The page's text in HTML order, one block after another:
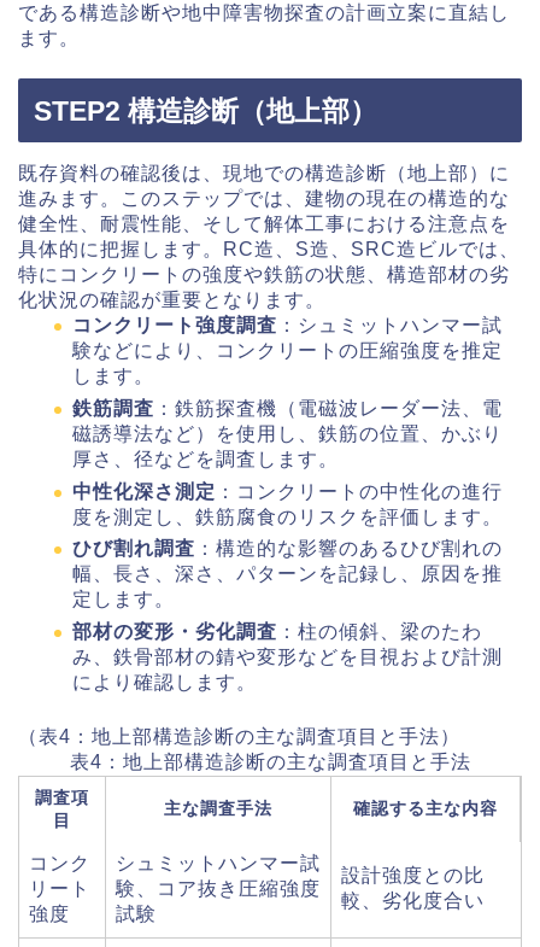
である構造診断や地中障害物探査の計画立案に直結し
ます。
STEP2 構造診断（地上部）
既存資料の確認後は、現地での構造診断（地上部）に
進みます。このステップでは、建物の現在の構造的な
健全性、耐震性能、そして解体工事における注意点を
具体的に把握します。RC造、S造、SRC造ビルでは、
特にコンクリートの強度や鉄筋の状態、構造部材の劣
化状況の確認が重要となります。
コンクリート強度調査 ：シュミットハンマー試
験などにより、コンクリートの圧縮強度を推定
します。
鉄筋調査 ：鉄筋探査機（電磁波レーダー法、電
磁誘導法など）を使用し、鉄筋の位置、かぶり
厚さ、径などを調査します。
中性化深さ測定 ：コンクリートの中性化の進行
度を測定し、鉄筋腐食のリスクを評価します。
ひび割れ調査 ：構造的な影響のあるひび割れの
幅、長さ、深さ、パターンを記録し、原因を推
定します。
部材の変形・劣化調査 ：柱の傾斜、梁のたわ
み、鉄骨部材の錆や変形などを目視および計測
により確認します。
（表4：地上部構造診断の主な調査項目と手法）
表4：地上部構造診断の主な調査項目と手法
調査項
目
主な調査手法 確認する主な内容
コンク
リート
強度
シュミットハンマー試
験、コア抜き圧縮強度
試験
設計強度との比
較、劣化度合い